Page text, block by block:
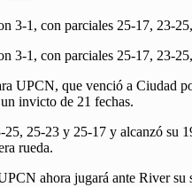
3-1, con parciales 25-17, 23-
3-1, con parciales 25-17, 23-
UPCN, que venció a Ciudad
invicto de 21 fechas.
25-23 y 25-17 y alcanzó su
rueda.
ahora jugará ante River